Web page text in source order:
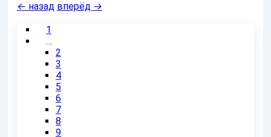
← назад вперёд →
1
…
2
3
4
5
6
7
8
9